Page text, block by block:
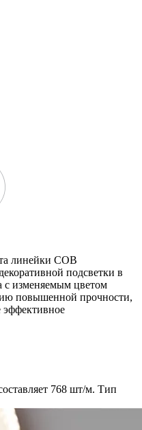
линейки COB
подсветки в
с изменяемым цветом
повышенной прочности,
эффективное
768 шт/м. Тип